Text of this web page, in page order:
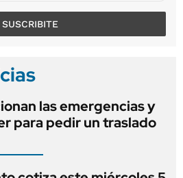
SUSCRIBITE
las emergencias y
para pedir un traslado